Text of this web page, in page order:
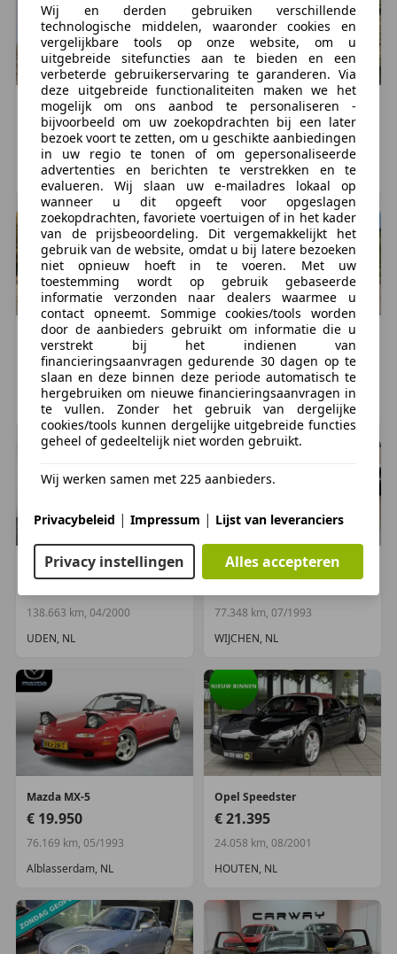
Aanvullende opties en accessoires
Exterieur
Buitenspiegels in carrosseriekleur
Bumpers in carrosseriekleur
Open dak
Infotainment
Audio-installatie
Interieur
12Volt aansluiting
Armsteun voor
Overige
Alle sleutels aanwezig
Nooit in gerookt
SuzukiCappuccino
€ 13.445
107.467 km, 08/1996
LEIDEN, NL
Honda Beat
€ 9.995
85.654 km, 06/1992
DEN HAAG, NL
Daihatsu Copen
€ 14.950
43.584 km, 10/2004
TWELLO, NL
Nissan Figaro
€ 7.500
999.999 km, 01/1991
WAALWIJK, NL
Toyota MR 2
138.663 km, 04/2000
UDEN, NL
HondaCRX
77.348 km, 07/1993
WIJCHEN, NL
Mazda MX-5
€ 19.950
76.169 km, 05/1993
Alblasserdam, NL
Opel Speedster
€ 21.395
24.058 km, 08/2001
HOUTEN, NL
Wij en derden gebruiken verschillende
technologische middelen, waaronder cookies en
vergelijkbare tools op onze website, om u
uitgebreide sitefuncties aan te bieden en een
verbeterde gebruikerservaring te garanderen. Via
deze uitgebreide functionaliteiten maken we het
mogelijk om ons aanbod te personaliseren -
bijvoorbeeld om uw zoekopdrachten bij een later
bezoek voort te zetten, om u geschikte aanbiedingen
in uw regio te tonen of om gepersonaliseerde
advertenties en berichten te verstrekken en te
evalueren. Wij slaan uw e-mailadres lokaal op
wanneer u dit opgeeft voor opgeslagen
zoekopdrachten, favoriete voertuigen of in het kader
van de prijsbeoordeling. Dit vergemakkelijkt het
gebruik van de website, omdat u bij latere bezoeken
niet opnieuw hoeft in te voeren. Met uw
toestemming wordt op gebruik gebaseerde
informatie verzonden naar dealers waarmee u
contact opneemt. Sommige cookies/tools worden
door de aanbieders gebruikt om informatie die u
verstrekt bij het indienen van
financieringsaanvragen gedurende 30 dagen op te
slaan en deze binnen deze periode automatisch te
hergebruiken om nieuwe financieringsaanvragen in
te vullen. Zonder het gebruik van dergelijke
cookies/tools kunnen dergelijke uitgebreide functies
geheel of gedeeltelijk niet worden gebruikt.
Wij werken samen met 225 aanbieders.
Privacybeleid | Impressum | Lijst van leveranciers
Privacy instellingen Alles accepteren